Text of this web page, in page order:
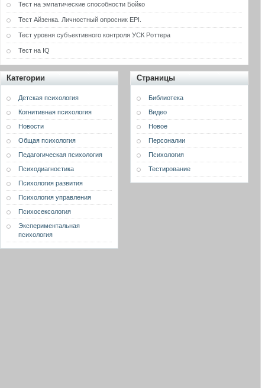
Тест на эмпатические способности Бойко
Тест Айзенка. Личностный опросник EPI.
Тест уровня субъективного контроля УСК Роттера
Тест на IQ
Категории
Детская психология
Когнитивная психология
Новости
Общая психология
Педагогическая психология
Психодиагностика
Психология развития
Психология управления
Психосексология
Экспериментальная
психология
Страницы
Библиотека
Видео
Новое
Персоналии
Психология
Тестирование